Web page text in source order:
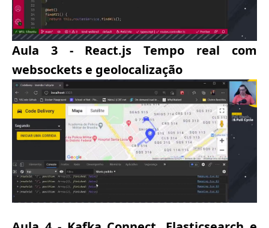
Aula 3 - React.js Tempo real com
websockets e geolocalização